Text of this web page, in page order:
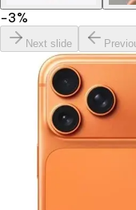
−3%
Next slide